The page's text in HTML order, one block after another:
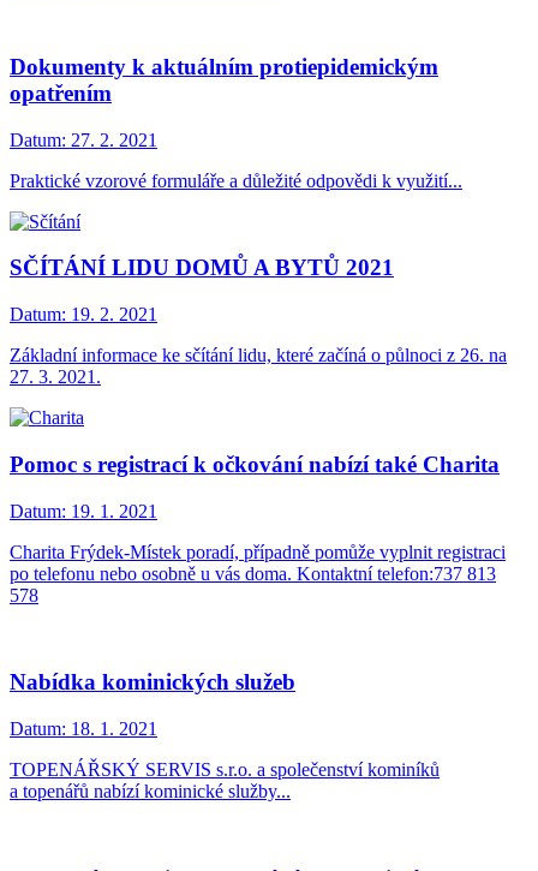
Dokumenty k aktuálním protiepidemickým
opatřením
Datum: 27. 2. 2021
Praktické vzorové formuláře a důležité odpovědi k využití...
SČÍTÁNÍ LIDU DOMŮ A BYTŮ 2021
Datum: 19. 2. 2021
Základní informace ke sčítání lidu, které začíná o půlnoci z 26. na
27. 3. 2021.
Pomoc s registrací k očkování nabízí také Charita
Datum: 19. 1. 2021
Charita Frýdek-Místek poradí, případně pomůže vyplnit registraci
po telefonu nebo osobně u vás doma. Kontaktní telefon:737 813
578
Nabídka kominických služeb
Datum: 18. 1. 2021
TOPENÁŘSKÝ SERVIS s.r.o. a společenství kominíků
a topenářů nabízí kominické služby...